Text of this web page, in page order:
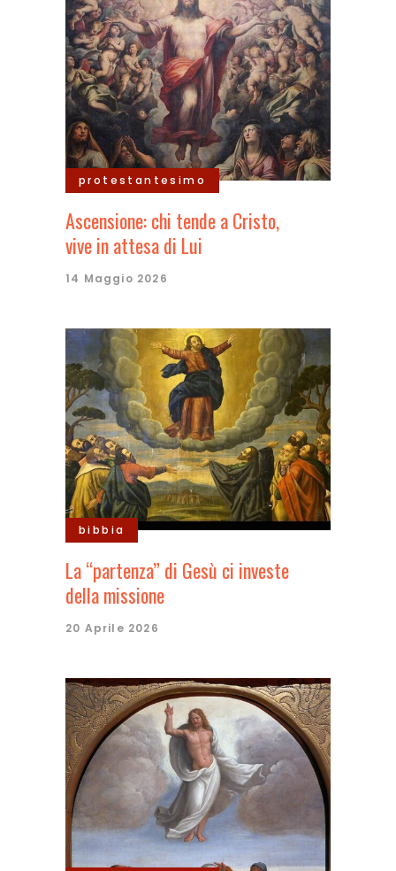
protestantesimo
Ascensione: chi tende a Cristo,
vive in attesa di Lui
14 Maggio 2026
bibbia
La “partenza” di Gesù ci investe
della missione
20 Aprile 2026